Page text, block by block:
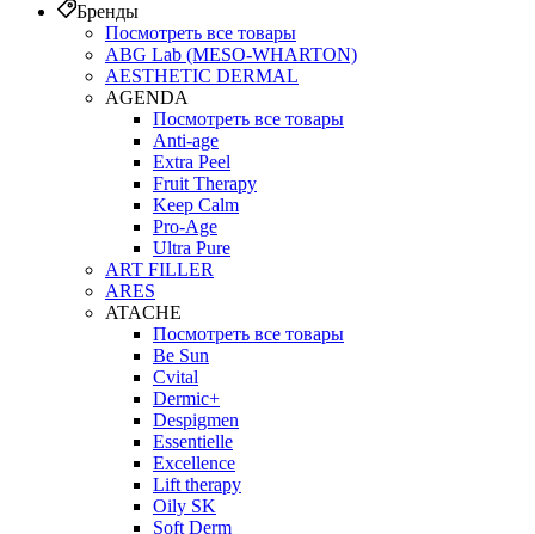
Бренды
Посмотреть все товары
ABG Lab (MESO-WHARTON)
AESTHETIC DERMAL
AGENDA
Посмотреть все товары
Anti-age
Extra Peel
Fruit Therapy
Keep Calm
Pro‑Age
Ultra Pure
ART FILLER
ARES
ATACHE
Посмотреть все товары
Be Sun
Cvital
Dermic+
Despigmen
Essentielle
Excellence
Lift therapy
Oily SK
Soft Derm